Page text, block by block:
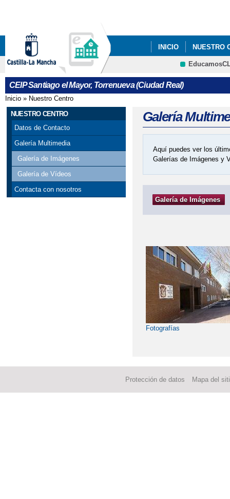
INICIO NUESTRO
CEIP Santiago el Mayor, Torrenueva (Ciudad Real)
Se encuentra usted aquí
Inicio » Nuestro Centro
NUESTRO CENTRO
Datos de Contacto
Galería Multimedia
Galería de Imágenes
Galería de Vídeos
Contacta con nosotros
Galería
Aquí puedes ver los
Galerías de Imágenes y
Galería de Imágenes
Fotografías
Protección de datos Mapa del